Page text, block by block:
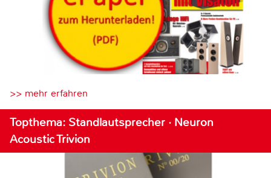
>> mehr erfahren
Topthema: Standlautsprecher · Neuron
Acoustic Trivion